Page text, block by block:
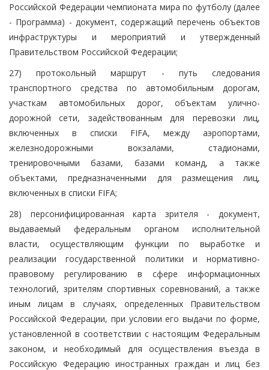
Российской Федерации чемпионата мира по футболу (далее
- Программа) - документ, содержащий перечень объектов
инфраструктуры и мероприятий и утвержденный
Правительством Российской Федерации;
27) протокольный маршрут - путь следования
транспортного средства по автомобильным дорогам,
участкам автомобильных дорог, объектам улично-
дорожной сети, задействованным для перевозки лиц,
включенных в списки FIFA, между аэропортами,
железнодорожными вокзалами, стадионами,
тренировочными базами, базами команд, а также
объектами, предназначенными для размещения лиц,
включенных в списки FIFA;
28) персонифицированная карта зрителя - документ,
выдаваемый федеральным органом исполнительной
власти, осуществляющим функции по выработке и
реализации государственной политики и нормативно-
правовому регулированию в сфере информационных
технологий, зрителям спортивных соревнований, а также
иным лицам в случаях, определенных Правительством
Российской Федерации, при условии его выдачи по форме,
установленной в соответствии с настоящим Федеральным
законом, и необходимый для осуществления въезда в
Российскую Федерацию иностранных граждан и лиц без